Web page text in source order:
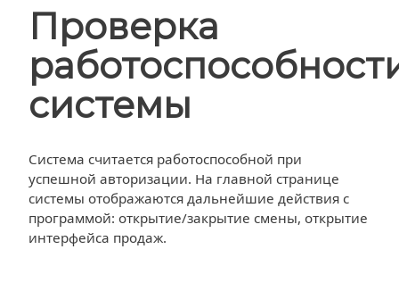
Проверка
системы
Система считается работоспособной при
успешной авторизации. На главной странице
системы отображаются дальнейшие действия с
программой: открытие/закрытие смены, открытие
интерфейса продаж.